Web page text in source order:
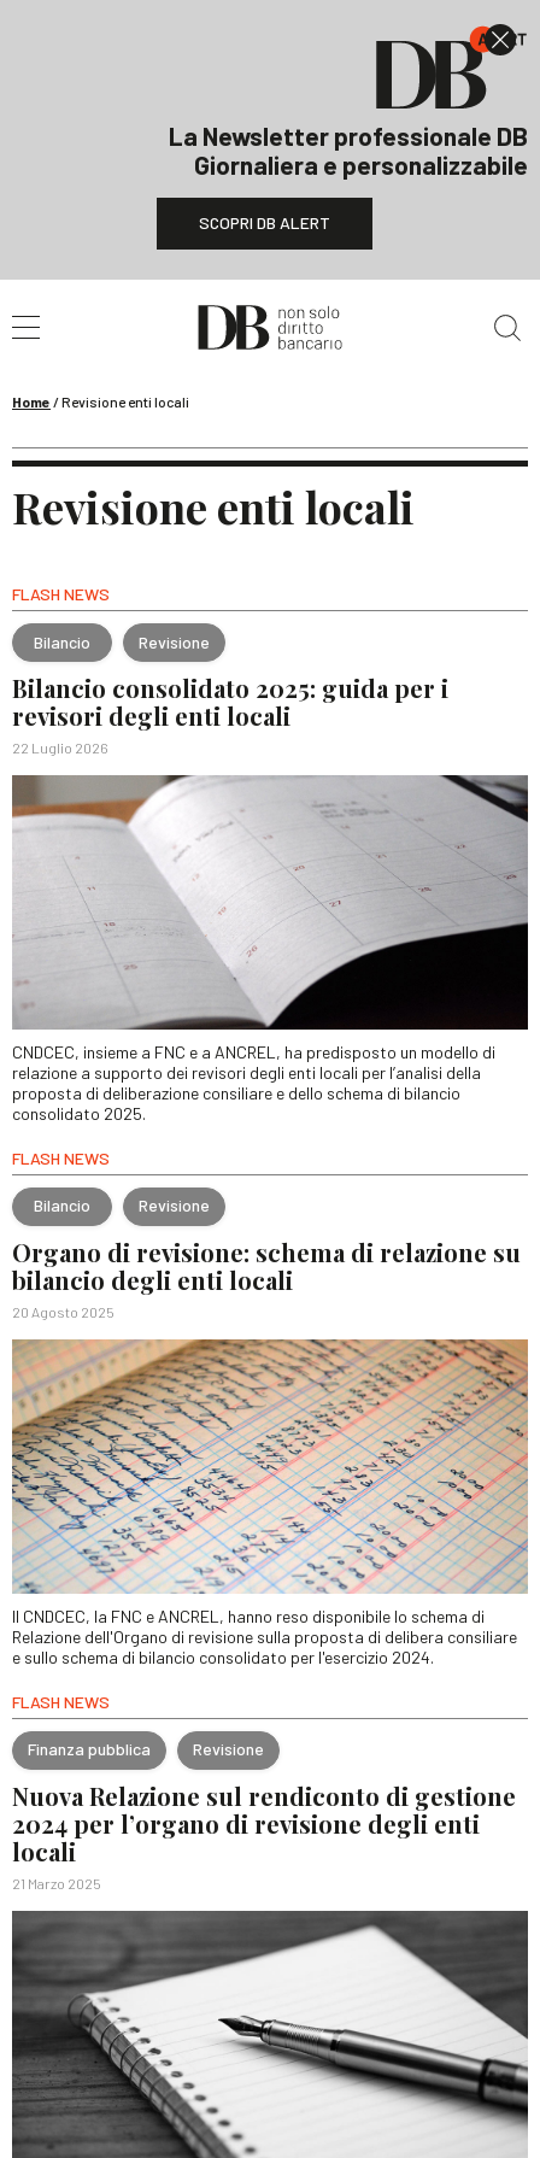
La Newsletter professionale DB
Giornaliera e personalizzabile
SCOPRI DB ALERT
Home /Revisione enti locali
Revisione enti locali
FLASH NEWS
Bilancio Revisione
Bilancio consolidato 2025: guida per i
revisori degli enti locali
22 Luglio 2026
CNDCEC, insieme a FNC e a ANCREL, ha predisposto un modello di
relazione a supporto dei revisori degli enti locali per l’analisi della
proposta di deliberazione consiliare e dello schema di bilancio
consolidato 2025.
FLASH NEWS
Bilancio Revisione
Organo di revisione: schema di relazione su
bilancio degli enti locali
20 Agosto 2025
Il CNDCEC, la FNC e ANCREL, hanno reso disponibile lo schema di
Relazione dell'Organo di revisione sulla proposta di delibera consiliare
e sullo schema di bilancio consolidato per l'esercizio 2024.
FLASH NEWS
Finanza pubblica Revisione
Nuova Relazione sul rendiconto di gestione
2024 per l’organo di revisione degli enti
locali
21 Marzo 2025